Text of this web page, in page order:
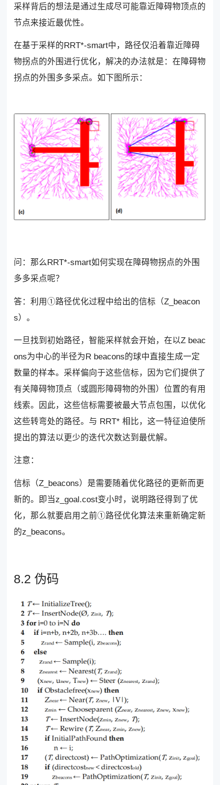
采样背后的想法是通过生成尽可能靠近障碍物顶点的
节点来接近最优性。
在基于采样的RRT*-smart中，路径仅沿着靠近障碍
物拐点的外围进行优化，解决的办法就是：在障碍物
拐点的外围多多采点。如下图所示：
问：那么RRT*-smart如何实现在障碍物拐点的外围
多多采点呢？
答：利用①路径优化过程中给出的信标（Z_beacon
s）。
一旦找到初始路径，智能采样就会开始，在以Z beac
ons为中心的半径为R beacons的球中直接生成一定
数量的样本。采样偏向于这些信标，因为它们提供了
有关障碍物顶点（或圆形障碍物的外围）位置的有用
线索。因此，这些信标需要被最大节点包围，以优化
这些转弯处的路径。与 RRT* 相比，这一特征迫使所
提出的算法以更少的迭代次数达到最优解。
注意：
信标（Z_beacons）是需要随着优化路径的更新而更
新的。即当z_goal.cost变小时，说明路径得到了优
化，那么就要启用之前①路径优化算法来重新确定新
的z_beacons。
8.2 伪码